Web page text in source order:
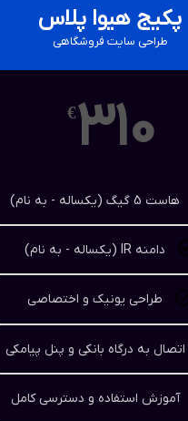
پکیج هیوا پلاس
طراحی سایت فروشگاهی
€310
هاست 5 گیگ (یکساله - به نام)
دامنه IR (یکساله - به نام)
طراحی یونیک و اختصاصی
اتصال به درگاه بانکی و پنل پیامکی
آموزش استفاده و دسترسی کامل